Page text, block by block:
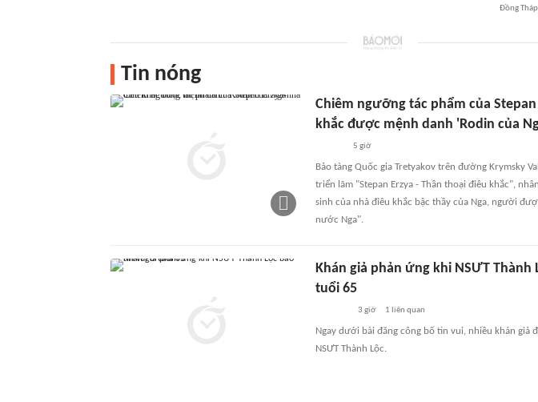
Đồng Tháp
Tin nóng
Chiêm ngưỡng tác phẩm của
khắc được mệnh danh 'Rodin của
5 giờ
Bảo tàng Quốc gia Tretyakov trên đường Krymsky
triển lãm "Stepan Erzya - Thần thoại điêu khắc",
sinh của nhà điêu khắc bậc thầy của Nga, người
nước Nga".
Khán giả phản ứng khi NSƯT Thành
tuổi 65
3 giờ 1 liên quan
Ngay dưới bài đăng công bố tin vui, nhiều khán giả
NSƯT Thành Lộc.